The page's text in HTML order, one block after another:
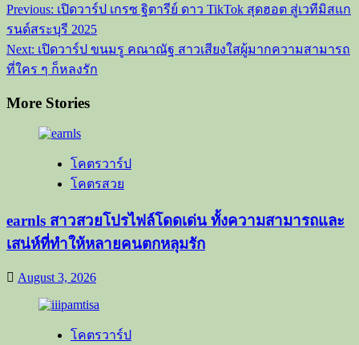
Post
navigation
Previous: เปิดวาร์ป เกรซ ฐิตารีย์ ดาว TikTok สุดฮอต สู่เวทีมิสแก
รนด์สระบุรี 2025
Next: เปิดวาร์ป ขนมรู คณาณัฐ สาวเสียงใสผู้มากความสามารถ
ที่ใคร ๆ ก็หลงรัก
More Stories
โคตรวาร์ป
โคตรสวย
earnls สาวสวยโปรไฟล์โดดเด่น ทั้งความสามารถและ
เสน่ห์ที่ทำให้หลายคนตกหลุมรัก
August 3, 2026
โคตรวาร์ป